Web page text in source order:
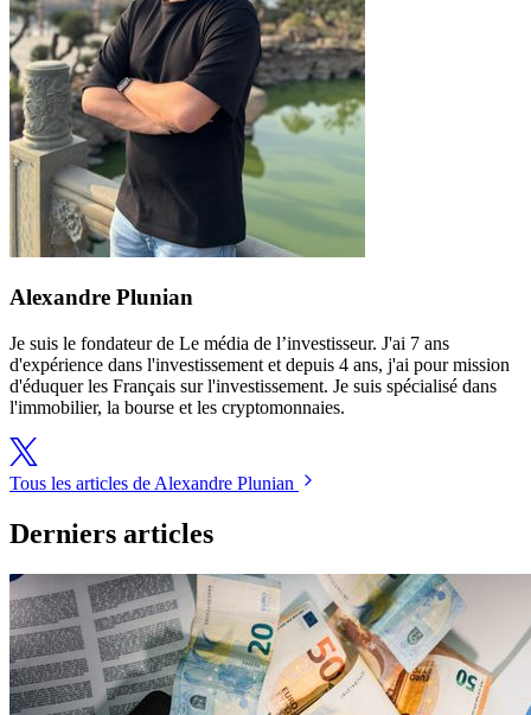
Alexandre Plunian
Je suis le fondateur de Le média de l’investisseur. J'ai 7 ans
d'expérience dans l'investissement et depuis 4 ans, j'ai pour mission
d'éduquer les Français sur l'investissement. Je suis spécialisé dans
l'immobilier, la bourse et les cryptomonnaies.
Tous les articles de Alexandre Plunian
Derniers articles